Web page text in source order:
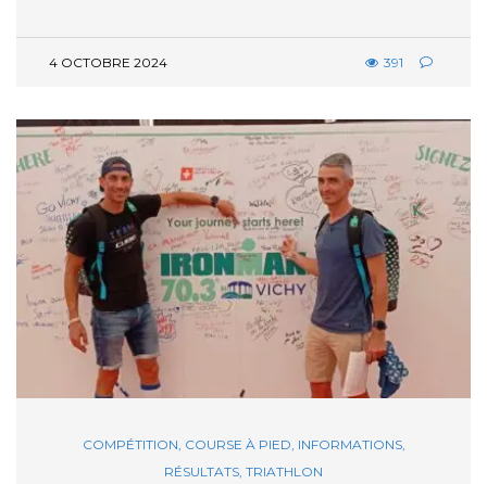
4 OCTOBRE 2024 391
COMPÉTITION COURSE À PIED INFORMATIONS
RÉSULTATS TRIATHLON